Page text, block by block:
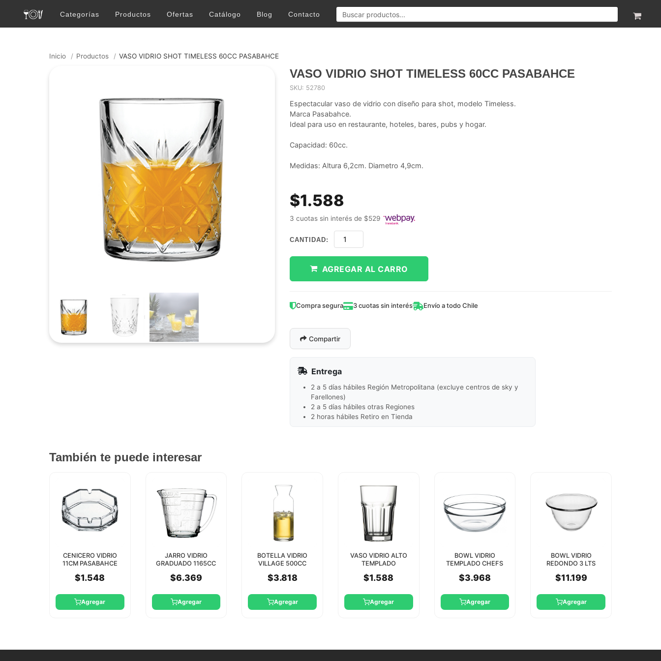
Categorías Productos Ofertas Catálogo Blog Contacto
Inicio / Productos / VASO VIDRIO SHOT TIMELESS 60CC PASABAHCE
VASO VIDRIO SHOT TIMELESS 60CC PASABAHCE
SKU: 52780
Espectacular vaso de vidrio con diseño para shot, modelo Timeless.
Marca Pasabahce.
Ideal para uso en restaurante, hoteles, bares, pubs y hogar.
Capacidad: 60cc.
Medidas: Altura 6,2cm. Diametro 4,9cm.
$1.588
3 cuotas sin interés de $529
CANTIDAD:
AGREGAR AL CARRO
Compra segura 3 cuotas sin interés Envío a todo Chile
Compartir
Entrega
2 a 5 días hábiles Región Metropolitana (excluye centros de sky y
Farellones)
2 a 5 días hábiles otras Regiones
2 horas hábiles Retiro en Tienda
También te puede interesar
CENICERO VIDRIO
11CM PASABAHCE
$1.548
Agregar
JARRO VIDRIO
GRADUADO 1165CC
$6.369
Agregar
BOTELLA VIDRIO
VILLAGE 500CC
$3.818
Agregar
VASO VIDRIO ALTO
TEMPLADO
PASABAHCE
$1.588
Agregar
BOWL VIDRIO
TEMPLADO CHEFS
$3.968
Agregar
BOWL VIDRIO
REDONDO 3 LTS
$11.199
Agregar